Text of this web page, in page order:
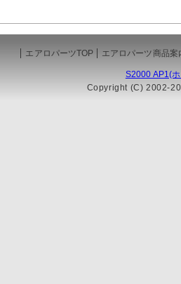
エアロパーツTOP エアロパーツ商品案
S2000 AP1(
Copyright (C) 2002-